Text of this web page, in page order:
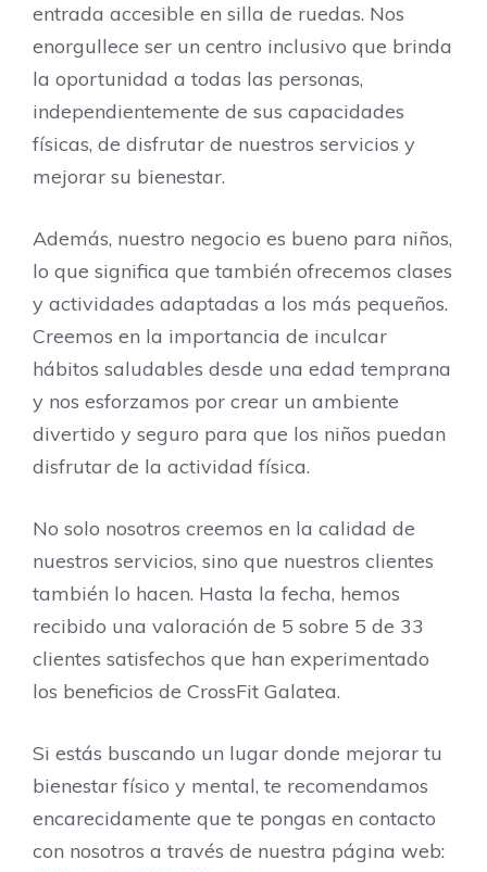
entrada accesible en silla de ruedas. Nos
enorgullece ser un centro inclusivo que brinda
la oportunidad a todas las personas,
independientemente de sus capacidades
físicas, de disfrutar de nuestros servicios y
mejorar su bienestar.
Además, nuestro negocio es bueno para niños,
lo que significa que también ofrecemos clases
y actividades adaptadas a los más pequeños.
Creemos en la importancia de inculcar
hábitos saludables desde una edad temprana
y nos esforzamos por crear un ambiente
divertido y seguro para que los niños puedan
disfrutar de la actividad física.
No solo nosotros creemos en la calidad de
nuestros servicios, sino que nuestros clientes
también lo hacen. Hasta la fecha, hemos
recibido una valoración de 5 sobre 5 de 33
clientes satisfechos que han experimentado
los beneficios de CrossFit Galatea.
Si estás buscando un lugar donde mejorar tu
bienestar físico y mental, te recomendamos
encarecidamente que te pongas en contacto
con nosotros a través de nuestra página web: